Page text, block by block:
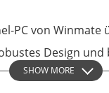
PC von Winmate
Design und
für die
SHOW MORE